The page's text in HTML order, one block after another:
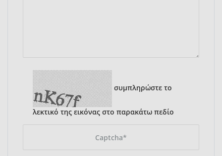
συμπληρώστε το
λεκτικό της εικόνας στο παρακάτω πεδίο